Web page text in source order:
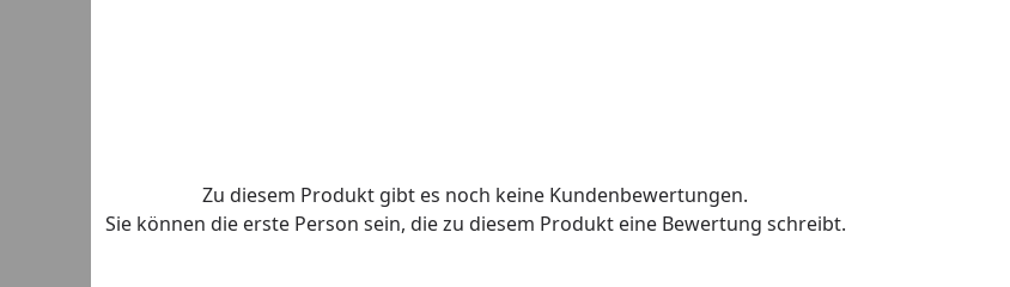
Zu diesem Produkt gibt es noch keine Kundenbewertungen.
Sie können die erste Person sein, die zu diesem Produkt eine Bewertung schreibt.